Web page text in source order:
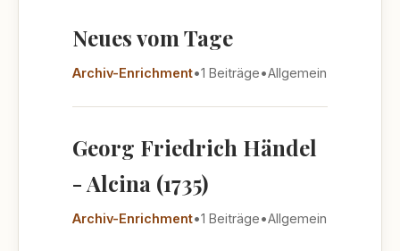
Neues vom Tage
Archiv-Enrichment•1 Beiträge•Allgemein
Georg Friedrich Händel
- Alcina (1735)
Archiv-Enrichment•1 Beiträge•Allgemein